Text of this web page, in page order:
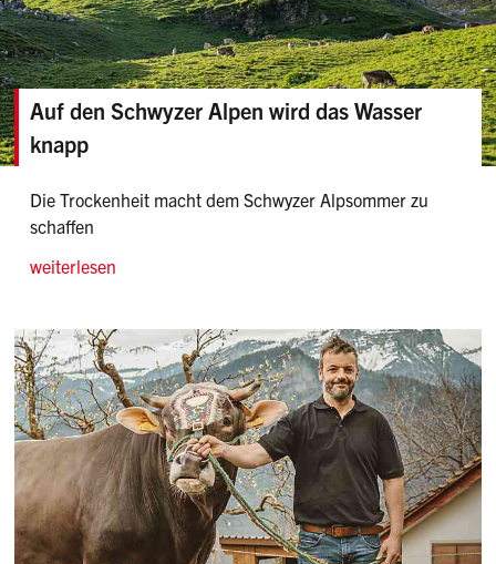
Auf den Schwyzer Alpen wird das Wasser
knapp
Die Trockenheit macht dem Schwyzer Alpsommer zu
schaffen
weiterlesen